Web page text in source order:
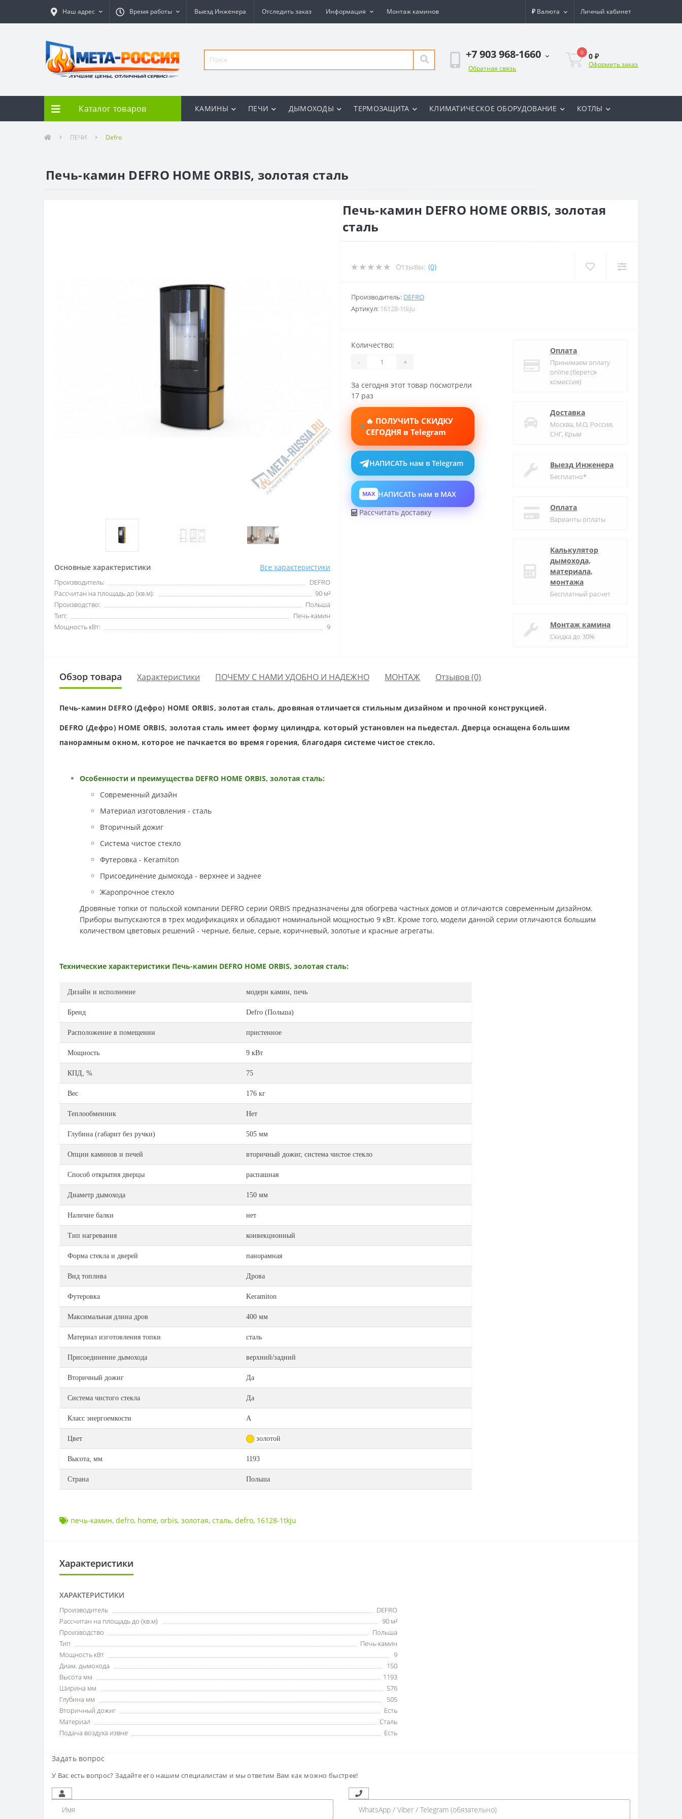
Наш адрес Время работы Выезд Инженера Отследить заказ Информация Монтаж каминов ₽ Валюта Личный кабинет
+7 903 968-1660
Обратная связь
0 0 ₽
Оформить заказ
Каталог товаров КАМИНЫ ПЕЧИ ДЫМОХОДЫ ТЕРМОЗАЩИТА КЛИМАТИЧЕСКОЕ ОБОРУДОВАНИЕ КОТЛЫ
ПЕЧИ Defro
Печь-камин DEFRO HOME ORBIS, золотая сталь
Основные характеристики Все характеристики
Производитель:
DEFRO
Рассчитан на площадь до (кв.м):
90 м²
Производство:
Польша
Тип:
Печь-камин
Мощность кВт:
9
Печь-камин DEFRO HOME ORBIS, золотая
сталь
Отзывы: (0)
Производитель: DEFRO
Артикул: 16128-1tkju
Количество:
- +
За сегодня этот товар посмотрели
17 раз
🔥 ПОЛУЧИТЬ СКИДКУ
СЕГОДНЯ в Telegram
НАПИСАТЬ нам в Telegram
MAX НАПИСАТЬ нам в MAX
Рассчитать доставку
Оплата
Принимаем оплату
online (берется
комиссия)
Доставка
Москва, М.О, Россия,
СНГ, Крым
Выезд Инженера
Бесплатно*
Оплата
Варианты оплаты
Калькулятор
дымохода,
материала,
монтажа
Бесплатный расчет
Монтаж камина
Скидка до 30%
Обзор товара Характеристики ПОЧЕМУ С НАМИ УДОБНО И НАДЕЖНО МОНТАЖ Отзывов (0)
Печь-камин DEFRO (Дефро) HOME ORBIS, золотая сталь, дровяная отличается стильным дизайном и прочной конструкцией.
DEFRO (Дефро) HOME ORBIS, золотаясталь имеет форму цилиндра, который установлен на пьедестал. Дверца оснащена большим
панорамным окном, которое не пачкается во время горения, благодаря системе чистое стекло.
Особенности и преимущества DEFRO HOME ORBIS, золотая сталь:
Современный дизайн
Материал изготовления - сталь
Вторичный дожиг
Система чистое стекло
Футеровка - Keramiton
Присоединение дымохода - верхнее и заднее
Жаропрочное стекло
Дровяные топки от польской компании DEFRO серии ORBIS предназначены для обогрева частных домов и отличаются современным дизайном.
Приборы выпускаются в трех модификациях и обладают номинальной мощностью 9 кВт. Кроме того, модели данной серии отличаются большим
количеством цветовых решений - черные, белые, серые, коричневый, золотые и красные агрегаты.
Технические характеристики Печь-камин DEFRO HOME ORBIS, золотая сталь:
Дизайн и исполнение модерн камин, печь
Бренд Defro (Польша)
Расположение в помещении пристенное
Мощность 9 кВт
КПД, % 75
Вес 176 кг
Теплообменник Нет
Глубина (габарит без ручки) 505 мм
Опции каминов и печей вторичный дожиг, система чистое стекло
Способ открытия дверцы распашная
Диаметр дымохода 150 мм
Наличие балки нет
Тип нагревания конвекционный
Форма стекла и дверей панорамная
Вид топлива Дрова
Футеровка Keramiton
Максимальная длина дров 400 мм
Материал изготовления топки сталь
Присоединение дымохода верхний/задний
Вторичный дожиг Да
Система чистого стекла Да
Класс энергоемкости А
Цвет золотой
Высота, мм 1193
Страна Польша
печь-камин, defro, home, orbis, золотая, сталь, defro, 16128-1tkju
Характеристики
ХАРАКТЕРИСТИКИ
Производитель
DEFRO
Рассчитан на площадь до (кв.м)
90 м²
Производство
Польша
Тип
Печь-камин
Мощность кВт
9
Диам. дымохода
150
Высота мм
1193
Ширина мм
576
Глубина мм
505
Вторичный дожиг
Есть
Материал
Сталь
Подача воздуха извне
Есть
Задать вопрос
У Вас есть вопрос? Задайте его нашим специалистам и мы ответим Вам как можно быстрее!